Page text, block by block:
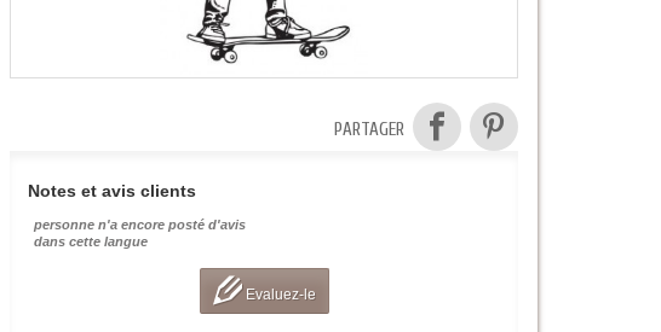
PARTAGER
Notes et avis clients
personne n'a encore posté d'avis
dans cette langue
Evaluez-le